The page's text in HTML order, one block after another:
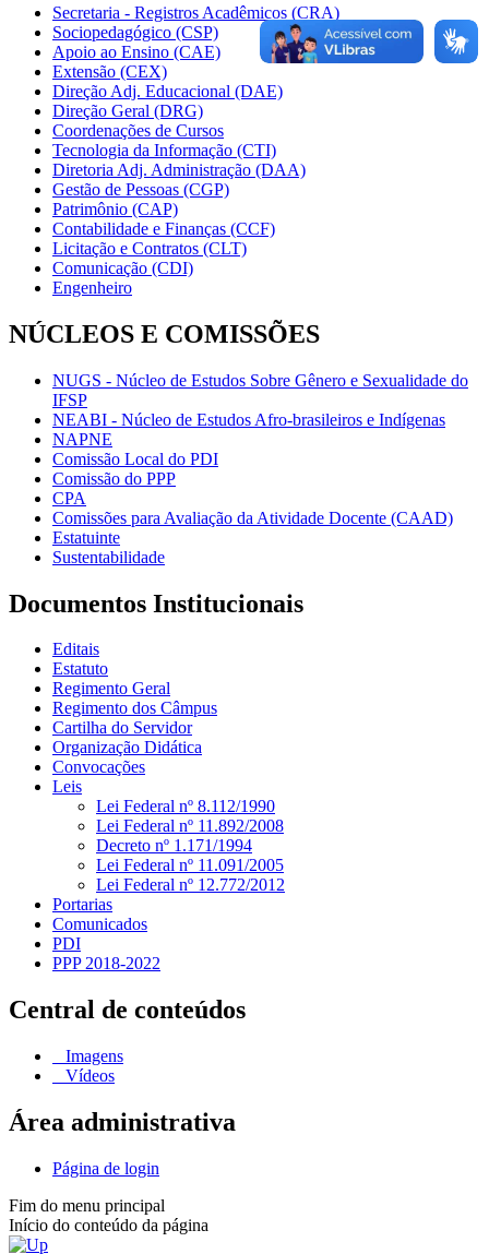
Secretaria - Registros Acadêmicos (CRA)
Sociopedagógico (CSP)
Apoio ao Ensino (CAE)
Extensão (CEX)
Direção Adj. Educacional (DAE)
Direção Geral (DRG)
Coordenações de Cursos
Tecnologia da Informação (CTI)
Diretoria Adj. Administração (DAA)
Gestão de Pessoas (CGP)
Patrimônio (CAP)
Contabilidade e Finanças (CCF)
Licitação e Contratos (CLT)
Comunicação (CDI)
Engenheiro
NÚCLEOS E COMISSÕES
NUGS - Núcleo de Estudos Sobre Gênero e Sexualidade do
IFSP
NEABI - Núcleo de Estudos Afro-brasileiros e Indígenas
NAPNE
Comissão Local do PDI
Comissão do PPP
CPA
Comissões para Avaliação da Atividade Docente (CAAD)
Estatuinte
Sustentabilidade
Documentos Institucionais
Editais
Estatuto
Regimento Geral
Regimento dos Câmpus
Cartilha do Servidor
Organização Didática
Convocações
Leis
Lei Federal nº 8.112/1990
Lei Federal nº 11.892/2008
Decreto nº 1.171/1994
Lei Federal nº 11.091/2005
Lei Federal nº 12.772/2012
Portarias
Comunicados
PDI
PPP 2018-2022
Central de conteúdos
Imagens
Vídeos
Área administrativa
Página de login
Fim do menu principal
Início do conteúdo da página